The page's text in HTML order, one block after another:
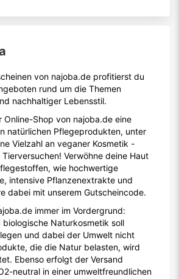
von najoba.de profitierst du
rund um die Themen
nachhaltiger Lebensstil.
Online-Shop von najoba.de eine
natürlichen Pflegeprodukten, unter
Vielzahl an veganer Kosmetik -
Verwöhne deine Haut
wie hochwertige
intensive Pflanzenextrakte und
dabei mit unserem Gutscheincode.
immer im Vordergrund:
Naturkosmetik soll
und dabei der Umwelt nicht
die die Natur belasten, wird
Ebenso erfolgt der Versand
neutral in einer umweltfreundlichen